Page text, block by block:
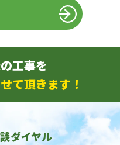
工事を
て頂きます！
ダイヤル